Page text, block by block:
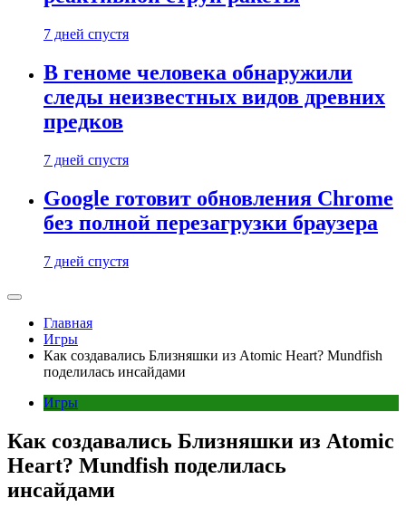
7 дней спустя
В геноме человека обнаружили
следы неизвестных видов древних
предков
7 дней спустя
Google готовит обновления Chrome
без полной перезагрузки браузера
7 дней спустя
Главная
Игры
Как создавались Близняшки из Atomic Heart? Mundfish
поделилась инсайдами
Игры
Как создавались Близняшки из Atomic
Heart? Mundfish поделилась
инсайдами